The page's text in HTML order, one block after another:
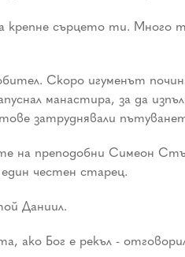
крепне сърцето ти.
Скоро игуменът
манастира, за да
затруднявали
на преподобни Симеон
честен старец.
Даниил.
ако Бог е рекъл -